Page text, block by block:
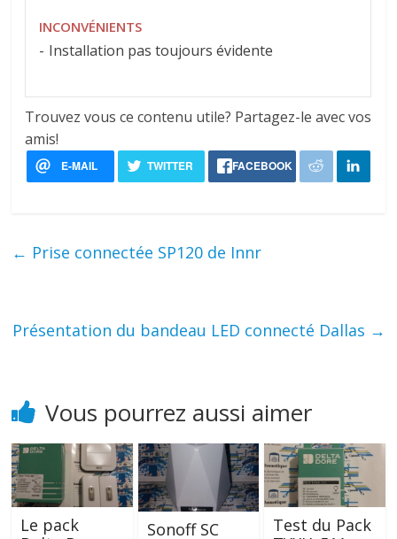
INCONVÉNIENTS
Installation pas toujours évidente
Trouvez vous ce contenu utile? Partagez-le avec vos
amis!
← Prise connectée SP120 de Innr
Présentation du bandeau LED connecté Dallas →
Vous pourrez aussi aimer
Le pack
Sonoff SC
Test du Pack